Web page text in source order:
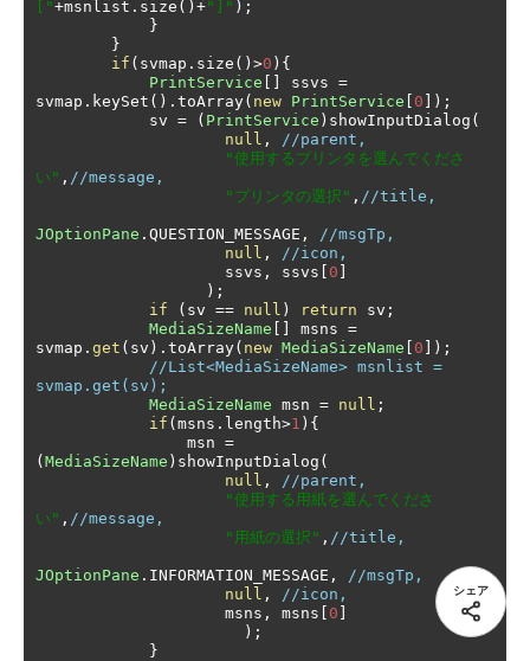
["+msnlist . size ()+"]" );
}
}
if ( svmap . size ()>0 ){
PrintService [] ssvs =
svmap . keySet (). toArray( new PrintService [ 0 ]);
            sv
= ( PrintService ) showInputDialog (
null ,
//parent,
"使用するプリンタを選んでくださ
い" , //message,
"プリンタの選択" , //title,
JOptionPane . QUESTION_MESSAGE ,
//msgTp,
null ,
//icon,
                    ssvs
, ssvs [ 0 ]
);
if
( sv == null ) return sv ;
MediaSizeName [] msns =
svmap . get ( sv ). toArray( new MediaSizeName [ 0 ]);
//List<MediaSizeName> msnlist =
svmap.get(sv);
MediaSizeName msn = null ;
if (msns . length>1 ){
                msn
=
(MediaSizeName ) showInputDialog (
null ,
//parent,
"使用する用紙を選んでくださ
い" , //message,
"用紙の選択" , //title,
JOptionPane . INFORMATION_MESSAGE ,
//msgTp,
null ,
//icon,
                    msns
, msns [ 0 ]
);
}
シェア